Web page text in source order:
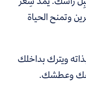
وتمنح الحياة
ويترك بداخلك
وعطشك.